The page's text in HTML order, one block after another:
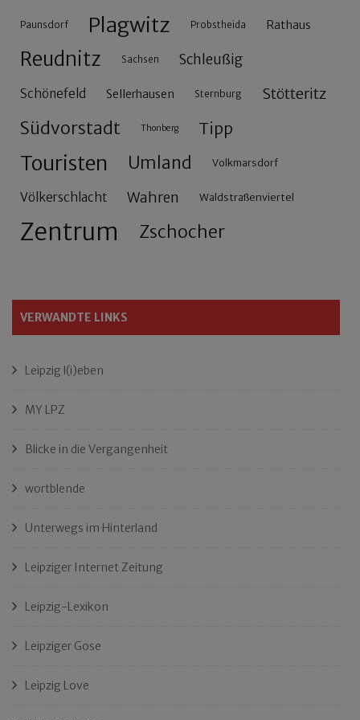
Paunsdorf Plagwitz Probstheida Rathaus
Reudnitz Sachsen Schleußig
Schönefeld Sellerhausen Sternburg Stötteritz
Südvorstadt Thonberg Tipp
Touristen Umland Volkmarsdorf
Völkerschlacht Wahren Waldstraßenviertel
Zentrum Zschocher
VERWANDTE LINKS
Leipzig l(i)eben
MY LPZ
Blicke in die Vergangenheit
wortblende
Unterwegs im Hinterland
Leipziger Internet Zeitung
Leipzig-Lexikon
Leipziger Gose
Leipzig Love